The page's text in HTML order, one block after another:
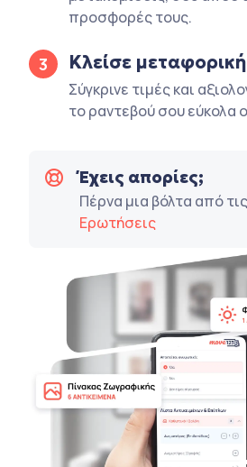
προσφορές τους.
3 Κλείσε
Σύγκρινε τιμές και
το ραντεβού σου εύκολα
Έχεις απορίες;
Πέρνα μια βόλτα από τις
Ερωτήσεις